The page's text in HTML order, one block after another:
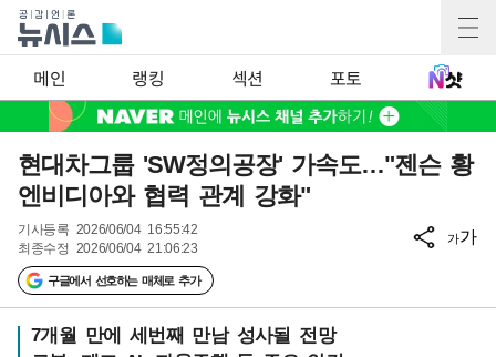
메인 랭킹 섹션 포토
현대차그룹 'SW정의공장' 가속도…"젠슨 황
엔비디아와 협력 관계 강화"
기사등록 2026/06/04 16:55:42
최종수정 2026/06/04 21:06:23
구글에서 선호하는 매체로 추가
가가
7개월 만에 세번째 만남 성사될 전망